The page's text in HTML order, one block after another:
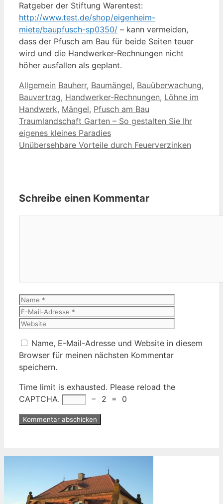
Ratgeber der Stiftung Warentest:
http://www.test.de/shop/eigenheim-
miete/baupfusch-sp0350/ – kann vermeiden,
dass der Pfusch am Bau für beide Seiten teuer
wird und die Handwerker-Rechnungen nicht
höher ausfallen als geplant.
Kategorien
Allgemein Schlagwörter
Bauherr, Baumängel, Bauüberwachung,
Bauvertrag, Handwerker-Rechnungen, Löhne im
Handwerk, Mängel, Pfusch am Bau
Traumlandschaft Garten – So gestalten Sie Ihr
eigenes kleines Paradies
Unübersehbare Vorteile durch Feuerverzinken
Schreibe einen Kommentar
Name
Name, E-Mail-Adresse und Website in diesem
Browser für meinen nächsten Kommentar
speichern.
Time limit is exhausted. Please reload the
CAPTCHA.
− 2 = 0